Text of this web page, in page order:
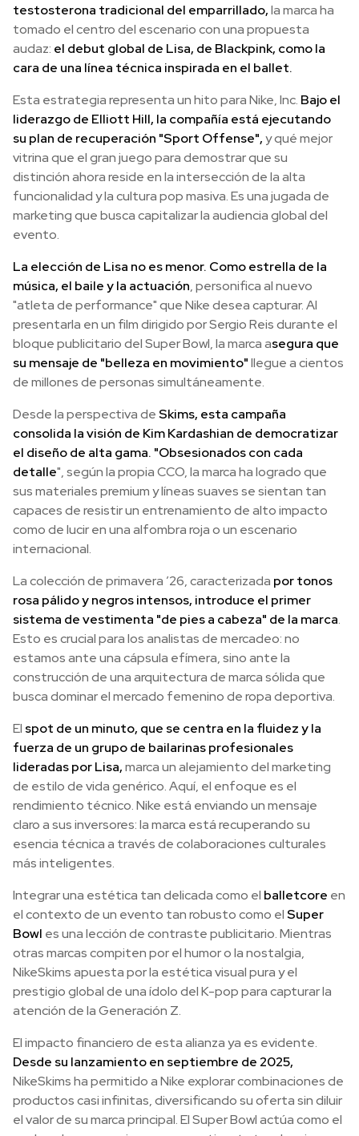
testosterona tradicional del emparrillado,la marca ha
tomado el centro del escenario con una propuesta
audaz: el debut global de Lisa, de Blackpink, como la
cara de una línea técnica inspirada en el ballet.
Esta estrategia representa un hito para Nike, Inc. Bajo el
liderazgo de Elliott Hill, la compañía está ejecutando
su plan de recuperación "Sport Offense",y qué mejor
vitrina que el gran juego para demostrar que su
distinción ahora reside en la intersección de la alta
funcionalidad y la cultura pop masiva. Es una jugada de
marketing que busca capitalizar la audiencia global del
evento.
La elección de Lisa no es menor. Como estrella de la
música, el baile y la actuación, personifica al nuevo
"atleta de performance" que Nike desea capturar. Al
presentarla en un film dirigido por Sergio Reis durante el
bloque publicitario del Super Bowl, la marca asegura que
su mensaje de "belleza en movimiento"llegue a cientos
de millones de personas simultáneamente.
Desde la perspectiva deSkims, esta campaña
consolida la visión de Kim Kardashian de democratizar
el diseño de alta gama. "Obsesionados con cada
detalle", según la propia CCO, la marca ha logrado que
sus materiales premium y líneas suaves se sientan tan
capaces de resistir un entrenamiento de alto impacto
como de lucir en una alfombra roja o un escenario
internacional.
La colección de primavera ’26, caracterizada por tonos
rosa pálido y negros intensos, introduce el primer
sistema de vestimenta "de pies a cabeza" de la marca.
Esto es crucial para los analistas de mercadeo: no
estamos ante una cápsula efímera, sino ante la
construcción de una arquitectura de marca sólida que
busca dominar el mercado femenino de ropa deportiva.
El spot de un minuto, que se centra en la fluidez y la
fuerza de un grupo de bailarinas profesionales
lideradas por Lisa,marca un alejamiento del marketing
de estilo de vida genérico. Aquí, el enfoque es el
rendimiento técnico. Nike está enviando un mensaje
claro a sus inversores: la marca está recuperando su
esencia técnica a través de colaboraciones culturales
más inteligentes.
Integrar una estética tan delicada como el balletcore en
el contexto de un evento tan robusto como elSuper
Bowl es una lección de contraste publicitario. Mientras
otras marcas compiten por el humor o la nostalgia,
NikeSkims apuesta por la estética visual pura y el
prestigio global de una ídolo del K-pop para capturar la
atención de la Generación Z.
El impacto financiero de esta alianza ya es evidente.
Desde su lanzamiento en septiembre de 2025,
NikeSkims ha permitido a Nike explorar combinaciones de
productos casi infinitas, diversificando su oferta sin diluir
el valor de su marca principal. El Super Bowl actúa como el